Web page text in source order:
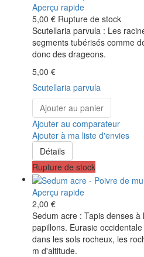
Aperçu rapide
5,00 € Rupture de stock
Scutellaria parvula : Les
segments tubérisés comme
donc des drageons.
5,00 €
Scutellaria parvula
Ajouter au panier
Ajouter au comparateur
Ajouter à ma liste d'envies
Détails
Rupture de stock
Aperçu rapide
2,00 €
Sedum acre : Tapis denses
papillons. Eurasie
dans les sols rocheux, les
m d'altitude.